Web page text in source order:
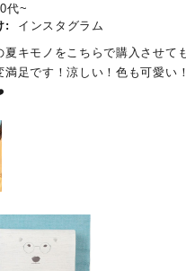
代~
:
インスタグラム
夏キモノをこちらで購入させて
満足です！涼しい！色も可愛い